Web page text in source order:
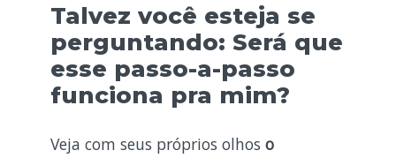
Talvez você esteja se
perguntando: Será que
esse passo-a-passo
funciona pra mim?
Veja com seus próprios olhos o